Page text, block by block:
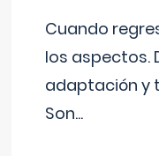
Cuando
los aspectos.
adaptación y
Son...